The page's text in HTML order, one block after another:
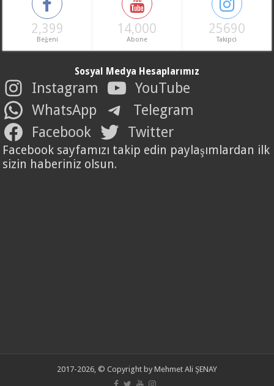
2,399
Beğeni
14,000
Abone
25690
Takipci
Sosyal Medya Hesaplarımız
Instagram
YouTube
WhatsApp
Telegram
Facebook
Twitter
Facebook sayfamızı takip edin paylaşımlardan ilk
sizin haberiniz olsun.
2017-2026, © Copyright by Mehmet Ali ŞENAY